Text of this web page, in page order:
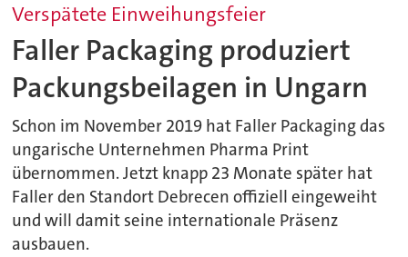
Verspätete Einweihungsfeier
Faller Packaging produziert
Packungsbeilagen in Ungarn
Schon im November 2019 hat Faller Packaging das
ungarische Unternehmen Pharma Print
übernommen. Jetzt knapp 23 Monate später hat
Faller den Standort Debrecen offiziell eingeweiht
und will damit seine internationale Präsenz
ausbauen.